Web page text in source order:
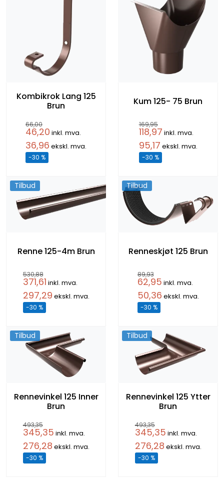
Kombikrok Lang 125
Brun
66,00
46,20 inkl. mva.
36,96 ekskl. mva.
-30 %
Kum 125- 75 Brun
169,95
118,97 inkl. mva.
95,17 ekskl. mva.
-30 %
Tilbud
Renne 125-4m Brun
530,88
371,61 inkl. mva.
297,29 ekskl. mva.
-30 %
Tilbud
Renneskjøt 125 Brun
89,93
62,95 inkl. mva.
50,36 ekskl. mva.
-30 %
Tilbud
Rennevinkel 125 Inner
Brun
493,35
345,35 inkl. mva.
276,28 ekskl. mva.
-30 %
Tilbud
Rennevinkel 125 Ytter
Brun
493,35
345,35 inkl. mva.
276,28 ekskl. mva.
-30 %